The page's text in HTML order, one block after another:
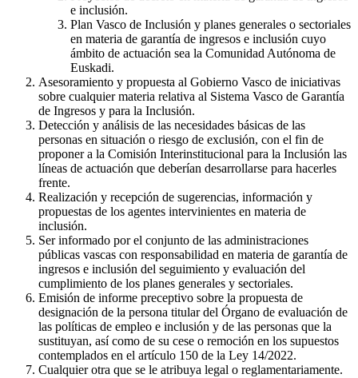
e inclusión.
Plan Vasco de Inclusión y planes generales o sectoriales
en materia de garantía de ingresos e inclusión cuyo
ámbito de actuación sea la Comunidad Autónoma de
Euskadi.
Asesoramiento y propuesta al Gobierno Vasco de iniciativas
sobre cualquier materia relativa al Sistema Vasco de Garantía
de Ingresos y para la Inclusión.
Detección y análisis de las necesidades básicas de las
personas en situación o riesgo de exclusión, con el fin de
proponer a la Comisión Interinstitucional para la Inclusión las
líneas de actuación que deberían desarrollarse para hacerles
frente.
Realización y recepción de sugerencias, información y
propuestas de los agentes intervinientes en materia de
inclusión.
Ser informado por el conjunto de las administraciones
públicas vascas con responsabilidad en materia de garantía de
ingresos e inclusión del seguimiento y evaluación del
cumplimiento de los planes generales y sectoriales.
Emisión de informe preceptivo sobre la propuesta de
designación de la persona titular del Órgano de evaluación de
las políticas de empleo e inclusión y de las personas que la
sustituyan, así como de su cese o remoción en los supuestos
contemplados en el artículo 150 de la Ley 14/2022.
Cualquier otra que se le atribuya legal o reglamentariamente.